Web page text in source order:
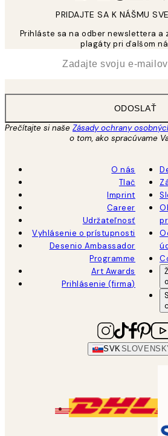
PRIDAJTE SA K NÁŠMU
Prihláste sa na odber newslettera a
plagáty pri ďalšom
ODOSLAŤ
Prečítajte si naše Zásady ochrany
o tom, ako spracúvame
O nás
Tlač
Imprint
Career
Udržateľnosť
Vyhlásenie o prístupnosti
Desenio Ambassador
Programme
Art Awards
Prihlásenie (firma)
SVK